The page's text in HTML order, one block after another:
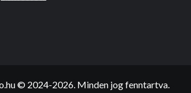
© 2024-2026. Minden jog fenntartva.